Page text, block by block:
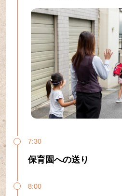
7:30
保育園への送り
8:00